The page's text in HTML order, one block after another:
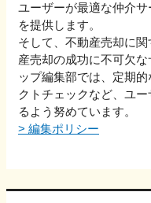
ユーザーが最適な仲介
を提供します。
そして、不動産売却に
産売却の成功に不可欠
ップ編集部では、定期
クトチェックなど、ユ
るよう努めています。
> 編集ポリシー